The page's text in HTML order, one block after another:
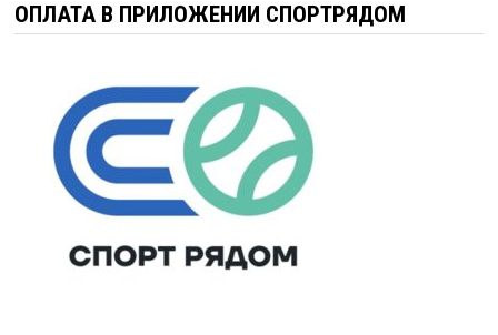
ОПЛАТА В ПРИЛОЖЕНИИ СПОРТРЯДОМ